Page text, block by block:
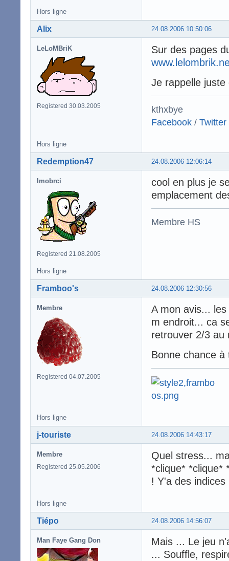
Hors ligne
24.08.2006 10:50:06
Alix
LeLoMBriK
Registered 30.03.2005
Sur des pages
Je rappelle
kthxbye
Facebook / Twitter
Hors ligne
24.08.2006 12:06:14
Redemption47
lmobrci
Registered 21.08.2005
cool en plus je
emplacement
Membre HS
Hors ligne
24.08.2006 12:30:56
Framboo's
Membre
Registered 04.07.2005
A mon avis...
m endroit... ca
retrouver 2/3 au
Bonne chance
Hors ligne
24.08.2006 14:43:17
j-touriste
Membre
Registered 25.05.2006
Quel stress...
*clique* *clique*
! Y'a des
Hors ligne
24.08.2006 14:56:07
Tiépo
Man Faye Gang Don
Mais ... Le jeu
... Souffle,